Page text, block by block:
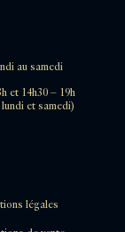
au samedi
et 14h30 – 19h
et samedi)
légales